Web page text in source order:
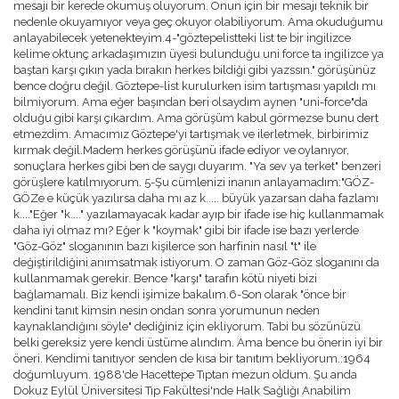
mesajı bir kerede okumuş oluyorum. Onun için bir mesajı teknik bir
nedenle okuyamıyor veya geç okuyor olabiliyorum. Ama okuduğumu
anlayabilecek yetenekteyim.4-"göztepelistteki list te bir ingilizce
kelime oktunç arkadaşımızın üyesi bulunduğu uni force ta ingilizce ya
baştan karşı çıkın yada bırakın herkes bildiği gibi yazssın." görüşünüz
bence doğru değil. Göztepe-list kurulurken isim tartışması yapıldı mı
bilmiyorum. Ama eğer başından beri olsaydım aynen "uni-force"da
olduğu gibi karşı çıkardım. Ama görüşüm kabul görmezse bunu dert
etmezdim. Amacımız Göztepe'yi tartışmak ve ilerletmek, birbirimiz
kırmak değil.Madem herkes görüşünü ifade ediyor ve oylanıyor,
sonuçlara herkes gibi ben de saygı duyarım. "Ya sev ya terket" benzeri
görüşlere katılmıyorum. 5-Şu cümlenizi inanın anlayamadım:"GÖZ-
GÖZe e küçük yazılırsa daha mı az k..... büyük yazarsan daha fazlamı
k...."Eğer "k...." yazılamayacak kadar ayıp bir ifade ise hiç kullanmamak
daha iyi olmaz mı? Eğer k "koymak" gibi bir ifade ise bazı yerlerde
"Göz-Göz" sloganının bazı kişilerce son harfinin nasıl "t" ile
değiştirildiğini anımsatmak istiyorum. O zaman Göz-Göz sloganını da
kullanmamak gerekir. Bence "karşı" tarafın kötü niyeti bizi
bağlamamalı. Biz kendi işimize bakalım.6-Son olarak "önce bir
kendini tanıt kimsin nesin ondan sonra yorumunun neden
kaynaklandığını söyle" dediğiniz için ekliyorum. Tabi bu sözünüzü
belki gereksiz yere kendi üstüme alındım. Ama bence bu önerin iyi bir
öneri. Kendimi tanıtıyor senden de kısa bir tanıtım bekliyorum.:1964
doğumluyum. 1988'de Hacettepe Tıptan mezun oldum. Şu anda
Dokuz Eylül Üniversitesi Tıp Fakültesi'nde Halk Sağlığı Anabilim